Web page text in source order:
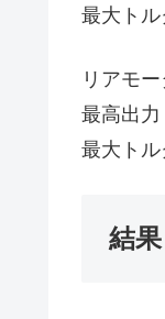
最大ト
リアモ
最高出
最大ト
結果